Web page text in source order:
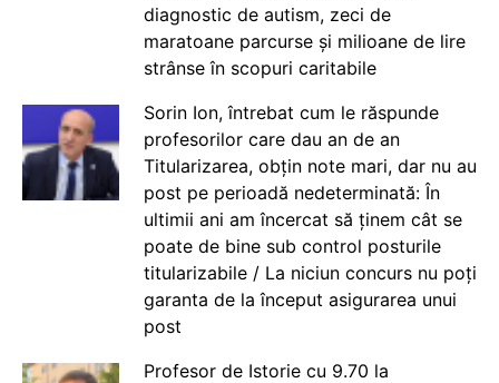
diagnostic de autism, zeci de
maratoane parcurse și milioane de lire
strânse în scopuri caritabile
Sorin Ion, întrebat cum le răspunde
profesorilor care dau an de an
Titularizarea, obțin note mari, dar nu au
post pe perioadă nedeterminată: În
ultimii ani am încercat să ținem cât se
poate de bine sub control posturile
titularizabile / La niciun concurs nu poți
garanta de la început asigurarea unui
post
Profesor de Istorie cu 9.70 la